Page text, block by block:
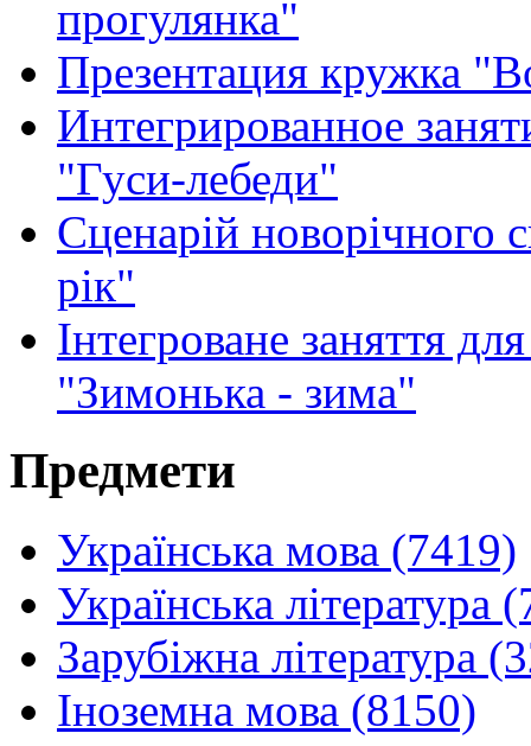
прогулянка"
Презентация кружка
Интегрированное
"Гуси-лебеди"
Сценарій
рік"
Інтегроване заняття
"Зимонька - зима"
Предмети
Українська мова (7419)
Українська література
Зарубіжна література
Іноземна мова (8150)